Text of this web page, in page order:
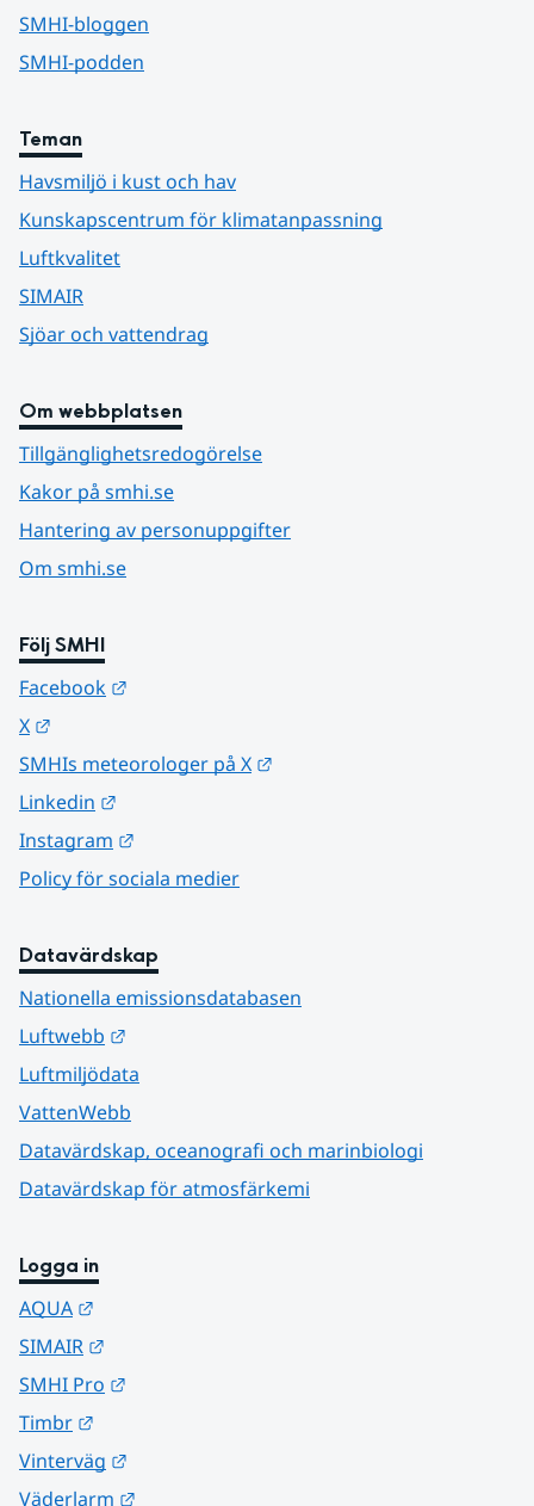
SMHI-bloggen
SMHI-podden
Teman
Havsmiljö i kust och hav
Kunskapscentrum för klimatanpassning
Luftkvalitet
SIMAIR
Sjöar och vattendrag
Om webbplatsen
Tillgänglighetsredogörelse
Kakor på smhi.se
Hantering av personuppgifter
Om smhi.se
Följ SMHI
Facebook
X
SMHIs meteorologer på X
Linkedin
Instagram
Policy för sociala medier
Datavärdskap
Nationella emissionsdatabasen
Luftwebb
Luftmiljödata
VattenWebb
Datavärdskap, oceanografi och marinbiologi
Datavärdskap för atmosfärkemi
Logga in
AQUA
SIMAIR
SMHI Pro
Timbr
Vinterväg
Väderlarm